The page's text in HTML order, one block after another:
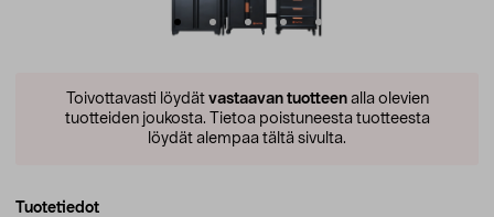
Toivottavasti löydät vastaavan tuotteenalla olevien
tuotteiden joukosta. Tietoa poistuneesta tuotteesta
löydät alempaa tältä sivulta.
Tuotetiedot